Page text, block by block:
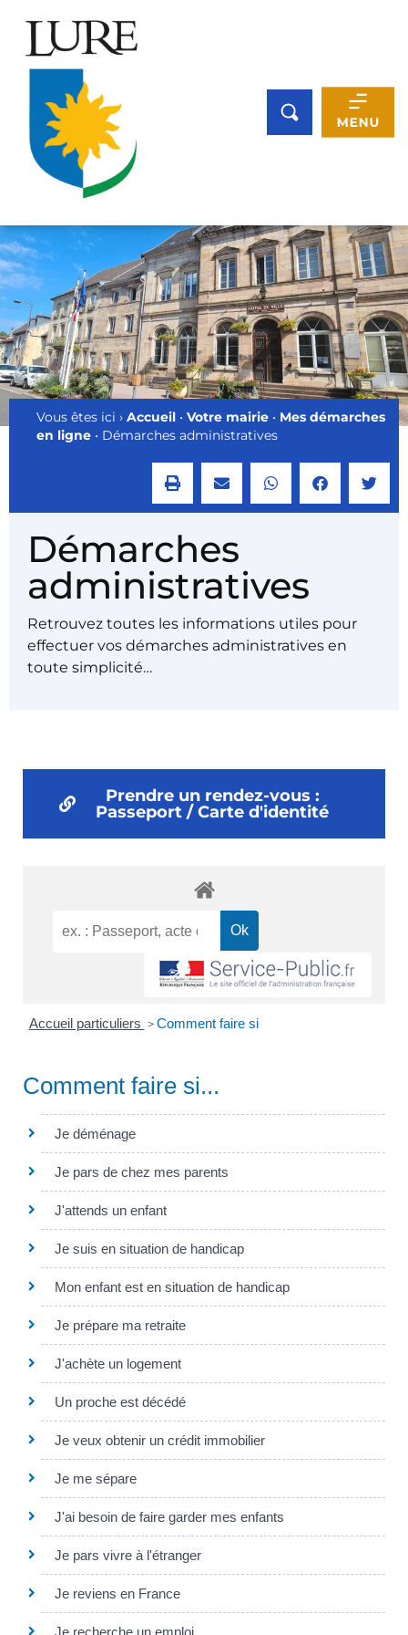
Vous êtes ici › Accueil • Votre mairie • Mes démarches
en ligne • Démarches administratives
Démarches
administratives
Retrouvez toutes les informations utiles pour
effectuer vos démarches administratives en
toute simplicité…
Prendre un rendez-vous :
Passeport / Carte d'identité
Accueil particuliers > Comment faire si
Comment faire si...
Je déménage
Je pars de chez mes parents
J'attends un enfant
Je suis en situation de handicap
Mon enfant est en situation de handicap
Je prépare ma retraite
J'achète un logement
Un proche est décédé
Je veux obtenir un crédit immobilier
Je me sépare
J'ai besoin de faire garder mes enfants
Je pars vivre à l'étranger
Je reviens en France
Je recherche un emploi